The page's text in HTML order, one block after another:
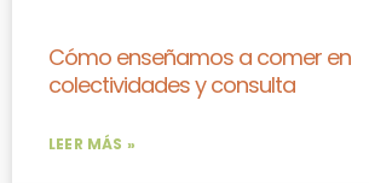
Cómo enseñamos a comer en
colectividades y consulta
LEER MÁS »